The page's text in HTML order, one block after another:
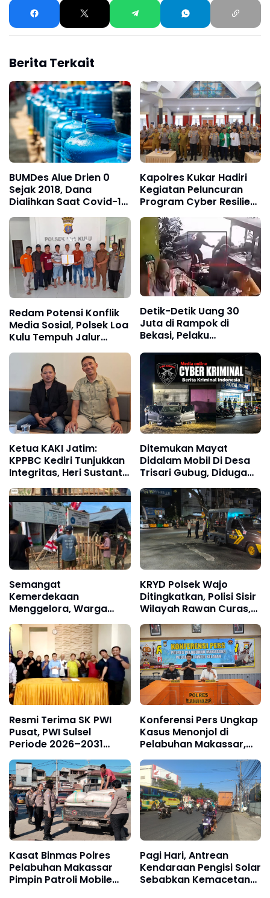
Berita Terkait
BUMDes Alue Drien 0
Sejak 2018, Dana
Dialihkan Saat Covid-19,
Kapolres Kukar Hadiri
Kegiatan Peluncuran
Program Cyber Resilient
Binmas Polda Kaltim
Redam Potensi Konflik
Media Sosial, Polsek Loa
Kulu Tempuh Jalur
Restorative Justice
Lewat Mediasi Damai
Detik-Detik Uang 30
Juta di Rampok di
Bekasi, Pelaku
Tajam
Ketua KAKI Jatim:
KPPBC Kediri Tunjukkan
Integritas, Heri Sustanto
Pantas Dipercaya
Memimpin
Ditemukan Mayat
Didalam Mobil Di Desa
Trisari Gubug, Diduga
Korban Perampokan
Dan Pembunuhan
Semangat
Kemerdekaan
Menggelora, Warga
Gelar Gotong Royong
Sambut HUT ke-81 RI
KRYD Polsek Wajo
Ditingkatkan, Polisi Sisir
Wilayah Rawan Curas,
Narkoba
Resmi Terima SK PWI
Pusat, PWI Sulsel
Periode 2026–2031
Gelar Rapat Perdana
Konferensi Pers Ungkap
Kasus Menonjol di
Pelabuhan Makassar,
Satreskrim Polres
Pelabuhan Makassar
Bongkar Dua Modus
Penipuan Tiket Kapal
Kasat Binmas Polres
Pelabuhan Makassar
Pimpin Patroli Mobile
Pagi Hari, Antrean
Kendaraan Pengisi Solar
Sebabkan Kemacetan